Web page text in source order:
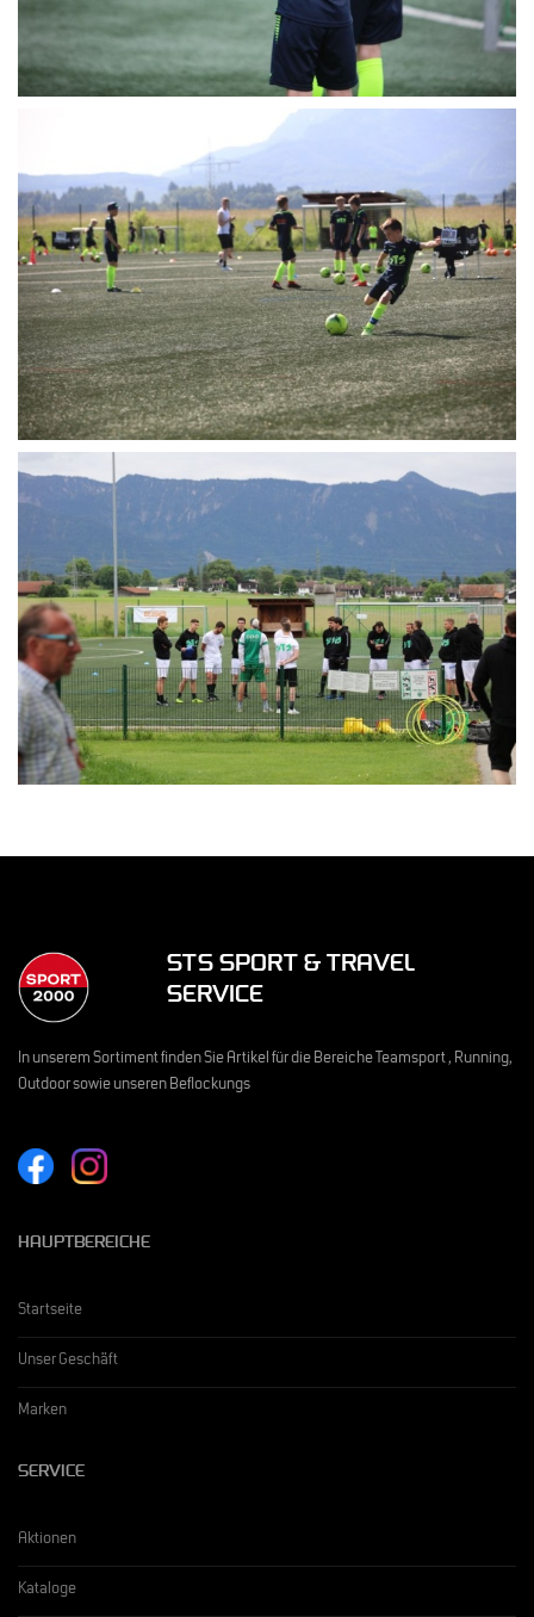
STS SPORT & TRAVEL
SERVICE
In unserem Sortiment finden Sie Artikel für die Bereiche Teamsport , Running,
Outdoor sowie unseren Beflockungs
HAUPTBEREICHE
Startseite
Unser Geschäft
Marken
SERVICE
Aktionen
Kataloge